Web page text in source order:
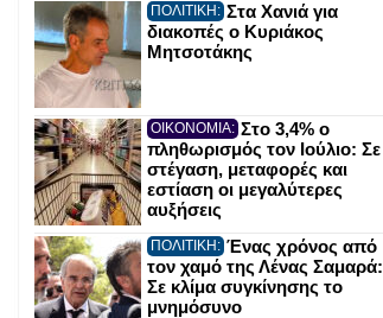
ΠΟΛΙΤΙΚΗ: Στα Χανιά για
διακοπές ο Κυριάκος
Μητσοτάκης
ΟΙΚΟΝΟΜΙΑ: Στο 3,4% ο
πληθωρισμός τον Ιούλιο: Σε
στέγαση, μεταφορές και
εστίαση οι μεγαλύτερες
αυξήσεις
ΠΟΛΙΤΙΚΗ: Ένας χρόνος από
τον χαμό της Λένας Σαμαρά:
Σε κλίμα συγκίνησης το
μνημόσυνο